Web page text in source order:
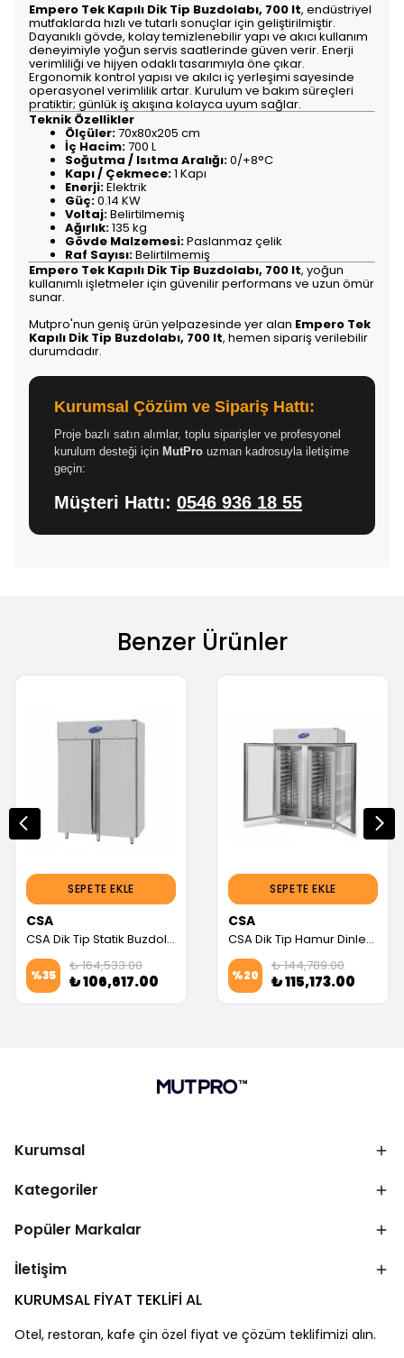
Empero Tek Kapılı Dik Tip Buzdolabı, 700 lt, endüstriyel
mutfaklarda hızlı ve tutarlı sonuçlar için geliştirilmiştir.
Dayanıklı gövde, kolay temizlenebilir yapı ve akıcı kullanım
deneyimiyle yoğun servis saatlerinde güven verir. Enerji
verimliliği ve hijyen odaklı tasarımıyla öne çıkar.
Ergonomik kontrol yapısı ve akılcı iç yerleşimi sayesinde
operasyonel verimlilik artar. Kurulum ve bakım süreçleri
pratiktir; günlük iş akışına kolayca uyum sağlar.
Teknik Özellikler
Ölçüler:70x80x205 cm
İç Hacim:700 L
Soğutma / Isıtma Aralığı:0/+8°C
Kapı / Çekmece:1 Kapı
Enerji:Elektrik
Güç:0.14 KW
Voltaj:Belirtilmemiş
Ağırlık:135 kg
Gövde Malzemesi:Paslanmaz çelik
Raf Sayısı:Belirtilmemiş
Empero Tek Kapılı Dik Tip Buzdolabı, 700 lt, yoğun
kullanımlı işletmeler için güvenilir performans ve uzun ömür
sunar.
Mutpro'nun geniş ürün yelpazesinde yer alan Empero Tek
Kapılı Dik Tip Buzdolabı, 700 lt, hemen sipariş verilebilir
durumdadır.
Kurumsal Çözüm ve Sipariş Hattı:
Proje bazlı satın alımlar, toplu siparişler ve profesyonel
kurulum desteği için MutPro uzman kadrosuyla iletişime
geçin:
Müşteri Hattı: 0546 936 18 55
Benzer Ürünler
SEPETE EKLE
CSA
CSA Dik Tip Statik Buzdolabı, 2 Kapılı, 304 Kalite (CS.DBNK.1400.ST) (Servis Garantili)
%35
₺ 164,533.00
₺ 106,617.00
SEPETE EKLE
CSA
CSA Dik Tip Hamur Dinlendirme Dolabı, 2 Kapılı (CS.DBN.1400.T) (Servis Garantili)
%20
₺ 144,789.00
₺ 115,173.00
Kurumsal
Kategoriler
Popüler Markalar
İletişim
KURUMSAL FİYAT TEKLİFİ AL
Otel, restoran, kafe çin özel fiyat ve çözüm teklifimizi alın.